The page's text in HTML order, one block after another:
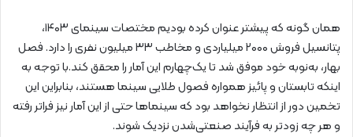
همان‌ گونه که پیشتر عنوان کرده بودیم مختصات سینمای ۱۴۰۳،
پتانسیل فروش ۲۰۰۰ میلیاردی و مخاطب ۳۳ میلیون نفری را دارد. فصل
بهار، به‌نوبه خود موفق شد تا یک‌چهارم این آمار را محقق کند.با توجه به
اینکه تابستان و پائیز همواره فصول طلایی سینما هستند، بنابراین این
تخمین دور از انتظار نخواهد بود که سینماها حتی از این آمار نیز فراتر رفته
و هر چه زودتر به فرآیند صنعتی‌شدن نزدیک شوند.